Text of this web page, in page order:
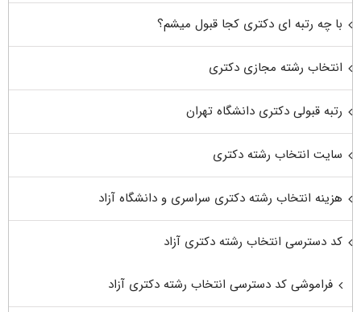
با چه رتبه ای دکتری کجا قبول میشم؟
انتخاب رشته مجازی دکتری
رتبه قبولی دکتری دانشگاه تهران
سایت انتخاب رشته دکتری
هزینه انتخاب رشته دکتری سراسری و دانشگاه آزاد
کد دسترسی انتخاب رشته دکتری آزاد
فراموشی کد دسترسی انتخاب رشته دکتری آزاد